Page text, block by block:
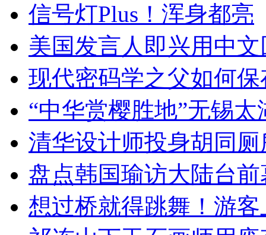
信号灯Plus！浑身都亮
美国发言人即兴用中
现代密码学之父如何
“中华赏樱胜地”无锡
清华设计师投身胡同
盘点韩国瑜访大陆台
想过桥就得跳舞！游客